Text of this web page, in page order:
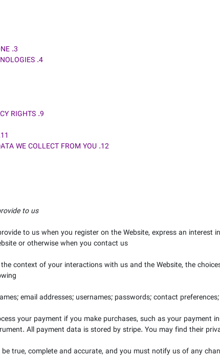
3. WILL YOUR INFORMATION BE SHARED WITH ANYONE?
4. DO WE USE COOKIES AND OTHER TRACKING TECHNOLOGIES?
9. DO CALIFORNIA RESIDENTS HAVE SPECIFIC PRIVACY RIGHTS?
11. HOW CAN YOU CONTACT US ABOUT THIS NOTICE?
12. HOW CAN YOU REVIEW, UPDATE OR DELETE THE DATA WE COLLECT FROM YOU?
to us.
to us when you register on theWebsite, express an interest
or otherwise when you contact us.
context of your interactions with us and theWebsite, the
email addresses; usernames; passwords;contact preferences;
your payment if you make purchases, such as your payment
All payment data is stored bystripe. You may find their
true, complete and accurate, and you must notify us of any